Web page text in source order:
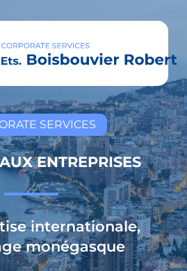
SERVICES
ENTREPRISES
internationale,
monégasque